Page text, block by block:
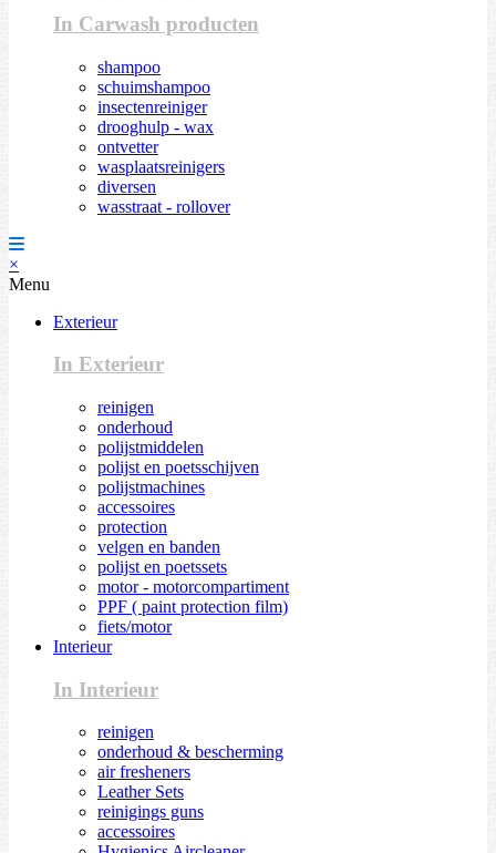
In Carwash producten
shampoo
schuimshampoo
insectenreiniger
drooghulp - wax
ontvetter
wasplaatsreinigers
diversen
wasstraat - rollover
×
Menu
Exterieur
In Exterieur
reinigen
onderhoud
polijstmiddelen
polijst en poetsschijven
polijstmachines
accessoires
protection
velgen en banden
polijst en poetssets
motor - motorcompartiment
PPF ( paint protection film)
fiets/motor
Interieur
In Interieur
reinigen
onderhoud & bescherming
air fresheners
Leather Sets
reinigings guns
accessoires